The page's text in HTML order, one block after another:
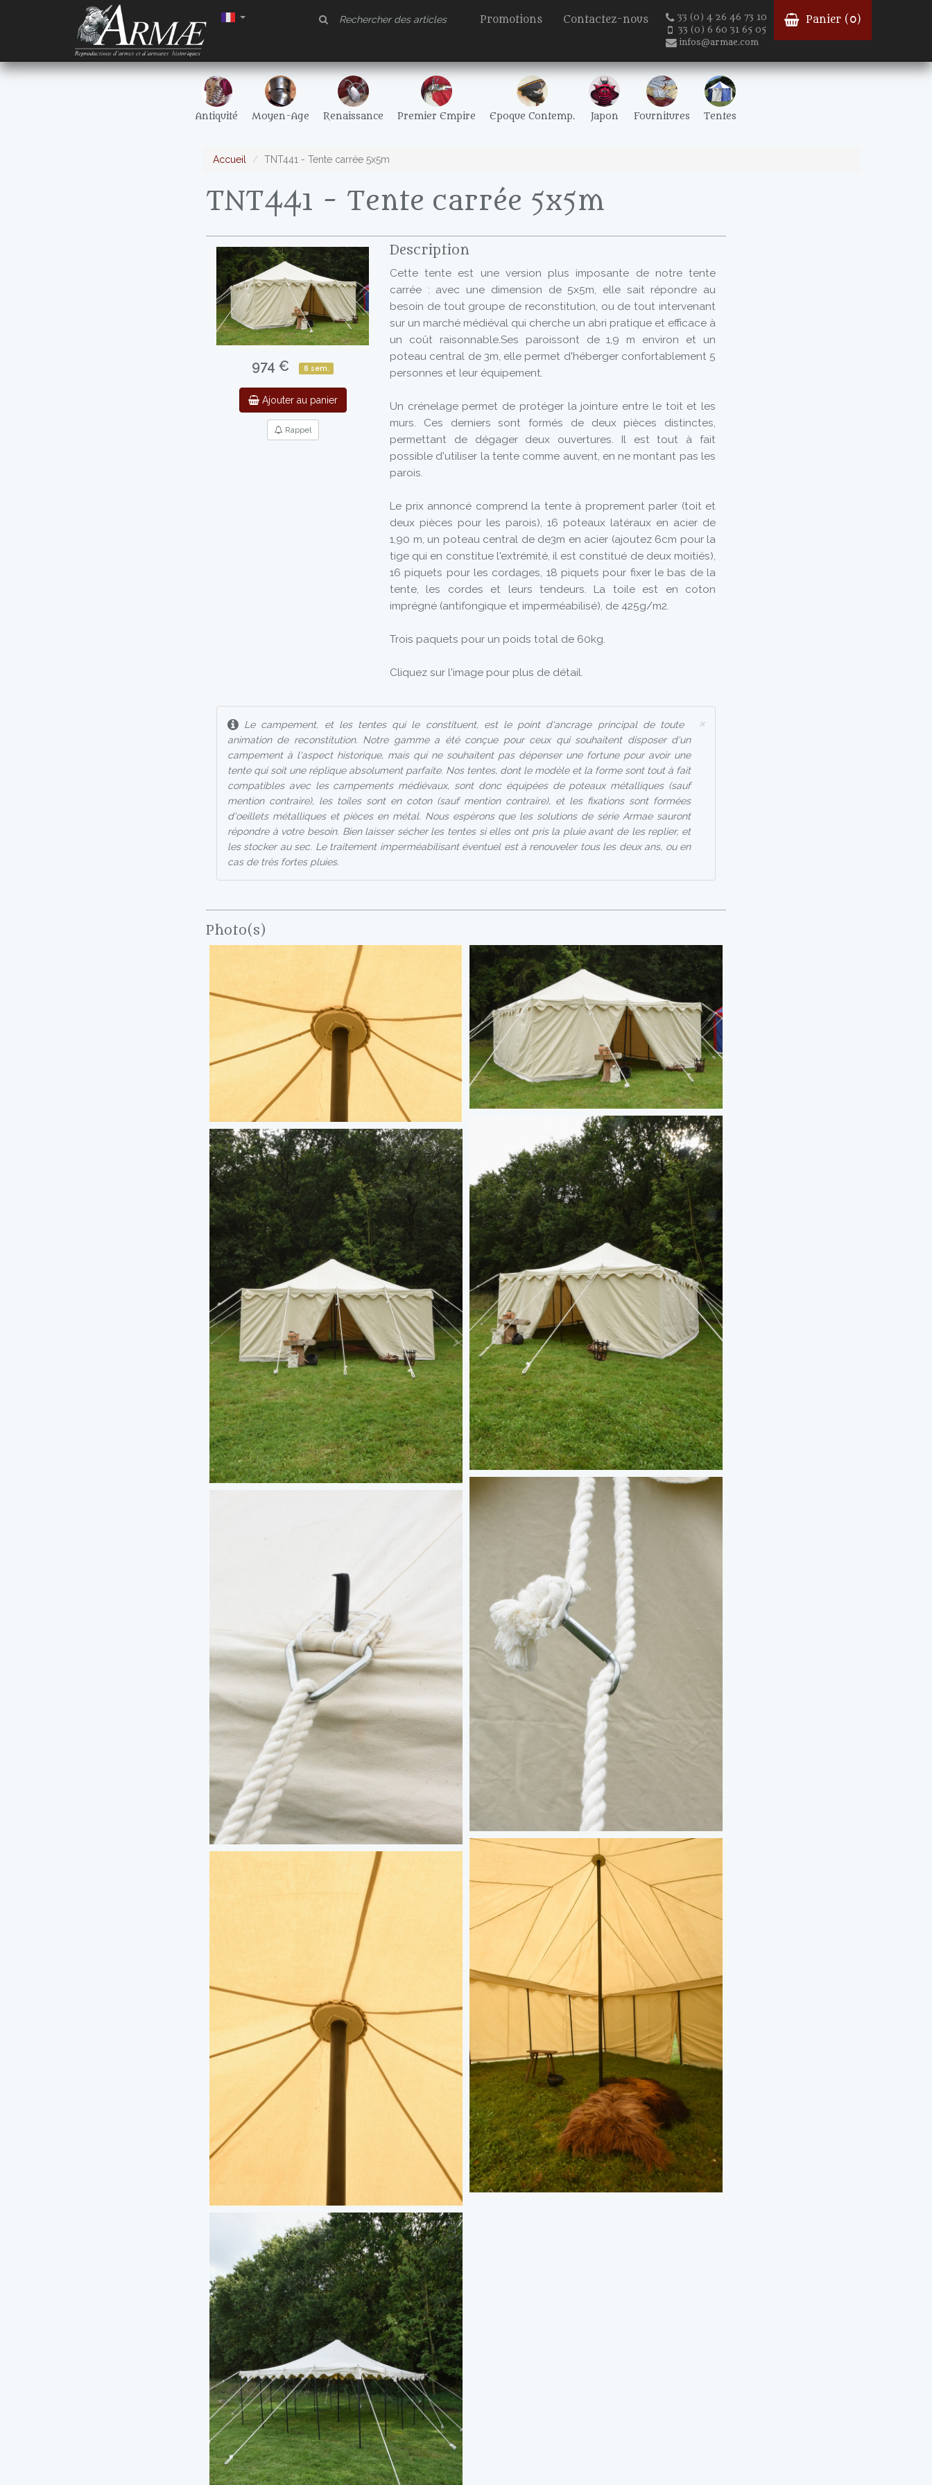
Promotions Contactez-nous
33 (0) 4 26 46 73 10
33 (0) 6 60 31 65 05
infos@armae.com
Panier ( 0)
Antiquité Moyen-Age Renaissance Premier Empire Epoque Contemp. Japon Fournitures Tentes
Accueil TNT441 - Tente carrée 5x5m
TNT441 - Tente carrée 5x5m
974 € 8 sem.
Ajouter au panier
Rappel
Description
Cette tente est une version plus imposante de notre tente
carrée : avec une dimension de 5x5m, elle sait répondre au
besoin de tout groupe de reconstitution, ou de tout intervenant
sur un marché médiéval qui cherche un abri pratique et efficace à
un coût raisonnable.Ses paroissont de 1,9 m environ et un
poteau central de 3m, elle permet d'héberger confortablement 5
personnes et leur équipement.
Un crénelage permet de protéger la jointure entre le toit et les
murs. Ces derniers sont formés de deux pièces distinctes,
permettant de dégager deux ouvertures. Il est tout à fait
possible d'utiliser la tente comme auvent, en ne montant pas les
parois.
Le prix annoncé comprend la tente à proprement parler (toit et
deux pièces pour les parois), 16 poteaux latéraux en acier de
1,90 m, un poteau central de de3m en acier (ajoutez 6cm pour la
tige qui en constitue l'extrémité, il est constitué de deux moitiés),
16 piquets pour les cordages, 18 piquets pour fixer le bas de la
tente, les cordes et leurs tendeurs. La toile est en coton
imprégné (antifongique et imperméabilisé), de 425g/m2.
Trois paquets pour un poids total de 60kg.
Cliquez sur l'image pour plus de détail.
×
Le campement, et les tentes qui le constituent, est le point d'ancrage principal de toute
animation de reconstitution. Notre gamme a été conçue pour ceux qui souhaitent disposer d'un
campement à l'aspect historique, mais qui ne souhaitent pas dépenser une fortune pour avoir une
tente qui soit une réplique absolument parfaite. Nos tentes, dont le modèle et la forme sont tout à fait
compatibles avec les campements médiévaux, sont donc équipées de poteaux métalliques (sauf
mention contraire), les toiles sont en coton (sauf mention contraire), et les fixations sont formées
d'oeillets métalliques et pièces en métal. Nous espèrons que les solutions de série Armae sauront
répondre à votre besoin. Bien laisser sécher les tentes si elles ont pris la pluie avant de les replier, et
les stocker au sec. Le traitement imperméabilisant éventuel est à renouveler tous les deux ans, ou en
cas de très fortes pluies.
Photo(s)